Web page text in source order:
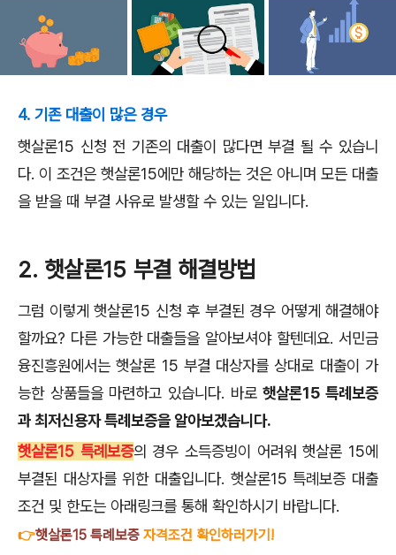
4. 기존 대출이 많은 경우
햇살론15 신청 전 기존의 대출이 많다면 부결 될 수 있습니
다. 이 조건은 햇살론15에만 해당하는 것은 아니며 모든 대출
을 받을 때 부결 사유로 발생할 수 있는 일입니다.
2. 햇살론15 부결 해결방법
그럼 이렇게 햇살론15 신청 후 부결된 경우 어떻게 해결해야
할까요? 다른 가능한 대출들을 알아보셔야 할텐데요. 서민금
융진흥원에서는 햇살론 15 부결 대상자를 상대로 대출이 가
능한 상품들을 마련하고 있습니다. 바로햇살론15 특례보증
과 최저신용자 특례보증을 알아보겠습니다.
햇살론15 특례보증의 경우 소득증빙이 어려워 햇살론 15에
부결된 대상자를 위한 대출입니다. 햇살론15 특례보증 대출
조건 및 한도는 아래링크를 통해 확인하시기 바랍니다.
👉햇살론15 특례보증 자격조건 확인하러가기!